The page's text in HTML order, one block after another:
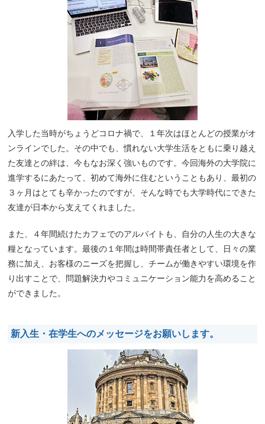
入学した当時がちょうどコロナ禍で、１年次はほとんどの授業がオ
ンラインでした。その中でも、慣れない大学生活をともに乗り越え
た友達との絆は、今もなお深く強いものです。今回海外の大学院に
進学するにあたって、初めて海外に住むということもあり、最初の
３ヶ月はとても辛かったのですが、そんな時でも大学時代にできた
友達が日本から支えてくれました。
また、４年間続けたカフェでのアルバイトも、自分の人生の大きな
糧となっています。最後の１年間は時間帯責任者として、日々の業
務に加え、お客様のニーズを把握し、チームが働きやすい環境を作
り出すことで、問題解決力やコミュニケーション能力を高めること
ができました。
新入生・在学生へのメッセージをお願いします。